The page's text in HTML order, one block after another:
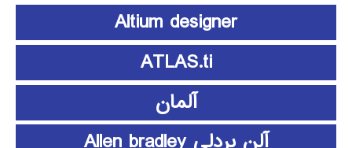
Altium designer
ATLAS.ti
آلمان
آلن بردلی Allen bradley